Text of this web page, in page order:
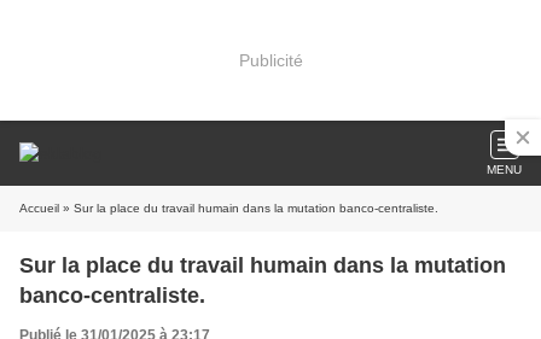
Publicité
MENU
Accueil » Sur la place du travail humain dans la mutation banco-centraliste.
Sur la place du travail humain dans la mutation
banco-centraliste.
Publié le 31/01/2025 à 23:17